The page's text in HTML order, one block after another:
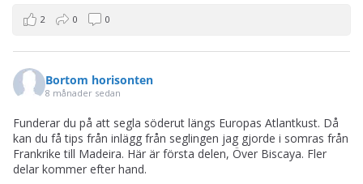
2 0 0
Bortom horisonten
8 månader sedan
Funderar du på att segla söderut längs Europas Atlantkust. Då
kan du få tips från inlägg från seglingen jag gjorde i somras från
Frankrike till Madeira. Här är första delen, Över Biscaya. Fler
delar kommer efter hand.